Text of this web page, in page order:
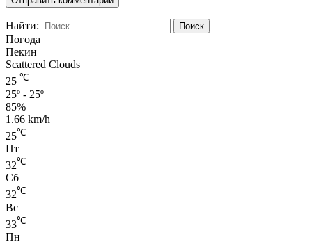
Найти:
Погода
Пекин
Scattered Clouds
25 ℃
25º - 25º
85%
1.66 km/h
25℃
Пт
32℃
Сб
32℃
Вс
33℃
Пн